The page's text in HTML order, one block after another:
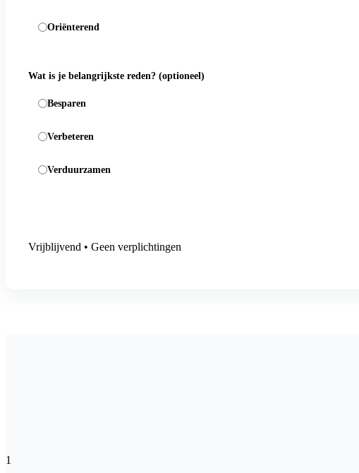
Oriënterend
Wat is je belangrijkste reden? (optioneel)
Besparen
Verbeteren
Verduurzamen
Vrijblijvend • Geen verplichtingen
1